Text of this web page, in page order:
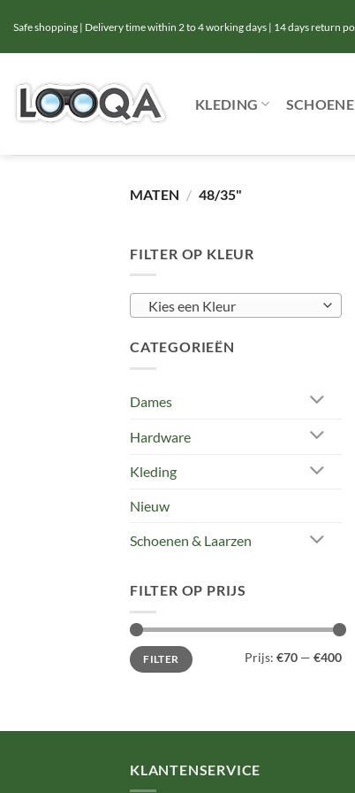
naar
inhoud
Safe shopping | Delivery time within 2 to 4 working days | 14 days return
KLEDING
MATEN / 48/35"
FILTER OP KLEUR
Kies een Kleur
CATEGORIEËN
Dames
Hardware
Kleding
Nieuw
Schoenen & Laarzen
FILTER OP PRIJS
Min.
prijs
Max.
prijsFILTER Prijs: €70 — €400
KLANTENSERVICE